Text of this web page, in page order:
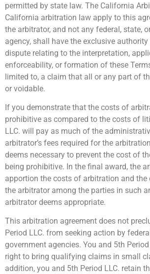
permitted by state law. The California
California arbitration law apply to this
the arbitrator, and not any federal, state,
agency, shall have the exclusive
dispute relating to the interpretation,
enforceability, or formation of these
limited to, a claim that all or any part of
or voidable.
If you demonstrate that the costs of
prohibitive as compared to the costs of
LLC. will pay as much of the
arbitrator’s fees required for the
deems necessary to prevent the cost of
being prohibitive. In the final award, the
apportion the costs of arbitration and
the arbitrator among the parties in such
arbitrator deems appropriate.
This arbitration agreement does not
Period LLC. from seeking action by
government agencies. You and 5th
right to bring qualifying claims in small
addition, you and 5th Period LLC. retain